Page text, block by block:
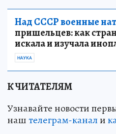
Над СССР военные
пришельцев: как
искала и изучала
НАУКА
К ЧИТАТЕЛЯМ
Узнавайте новости
наштелеграм-канали